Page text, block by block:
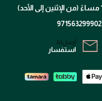
971563299902
أرسل لنا:
استفسار